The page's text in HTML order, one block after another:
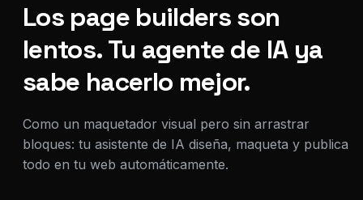
Los page builders son
lentos. Tu agente de IA ya
sabe hacerlo mejor.
Como un maquetador visual pero sin arrastrar
bloques: tu asistente de IA diseña, maqueta y publica
todo en tu web automáticamente.